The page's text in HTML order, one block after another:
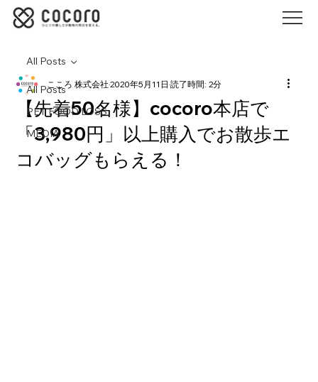
All Posts
PET FOOD LOSS
MEDIA
All Posts
【先着50名様】cocoro本店で
「3,980円」以上購入でお散歩エ
コバッグもらえる！
こころ 株式会社2020年5月11日読了時間: 2分